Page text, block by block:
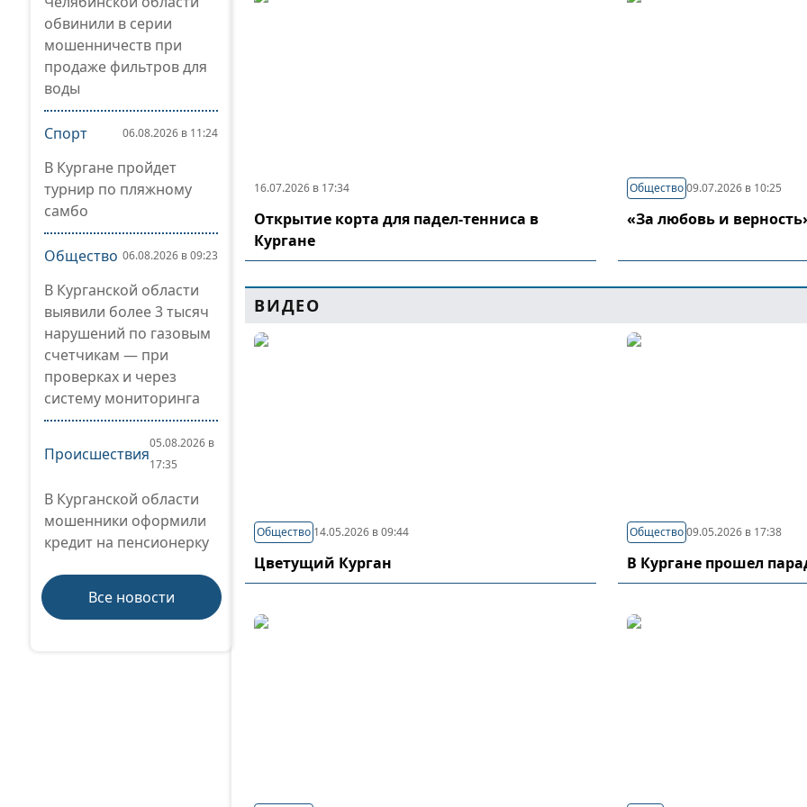
обвинили в серии
мошенничеств при
продаже фильтров для
воды
Спорт 06.08.2026 в 11:24
В Кургане пройдет
турнир по пляжному
самбо
Общество 06.08.2026 в 09:23
В Курганской области
выявили более 3 тысяч
нарушений по газовым
счетчикам — при
проверках и через
систему мониторинга
Происшествия
05.08.2026 в
17:35
В Курганской области
мошенники оформили
кредит на пенсионерку
Все новости
16.07.2026 в 17:34
Открытие корта для падел-тенниса в
Кургане
Общество 09.07.2026 в 10:25
«За любовь и
ВИДЕО
Общество 14.05.2026 в 09:44
Цветущий Курган
Общество 09.05.2026 в 17:38
В Кургане прошел